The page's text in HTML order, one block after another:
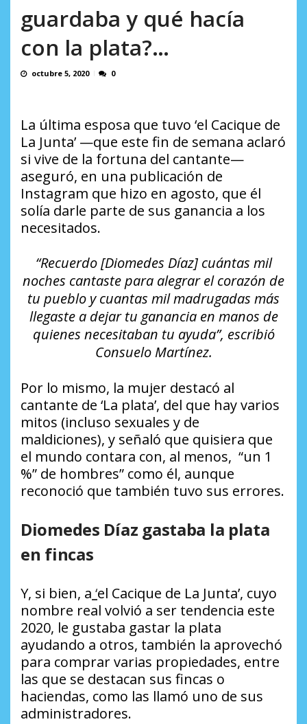
guardaba y qué hacía
con la plata?…
octubre 5, 2020 0
La última esposa que tuvo ‘el Cacique de
La Junta’ —que este fin de semana aclaró
si vive de la fortuna del cantante—
aseguró, en una publicación de
Instagram que hizo en agosto, que él
solía darle parte de sus ganancia a los
necesitados.
“Recuerdo [Diomedes Díaz] cuántas mil
noches cantaste para alegrar el corazón de
tu pueblo y cuantas mil madrugadas más
llegaste a dejar tu ganancia en manos de
quienes necesitaban tu ayuda”, escribió
Consuelo Martínez.
Por lo mismo, la mujer destacó al
cantante de ‘La plata’, del que hay varios
mitos (incluso sexuales y de
maldiciones), y señaló que quisiera que
el mundo contara con, al menos, “un 1
%” de hombres” como él, aunque
reconoció que también tuvo sus errores.
Diomedes Díaz gastaba la plata
en fincas
Y, si bien, a ‘el Cacique de La Junta’, cuyo
nombre real volvió a ser tendencia este
2020, le gustaba gastar la plata
ayudando a otros, también la aprovechó
para comprar varias propiedades, entre
las que se destacan sus fincas o
haciendas, como las llamó uno de sus
administradores.